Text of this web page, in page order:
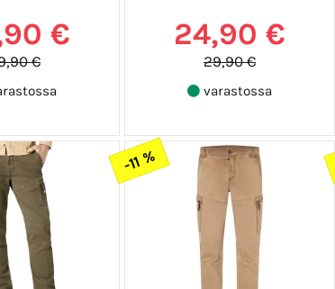
€
€
24,90 €
29,90 €
varastossa
-11 %